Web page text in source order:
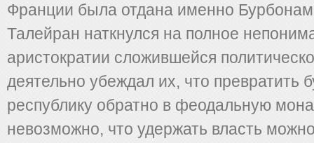
Франции была отдана именно
Талейран наткнулся на полное
аристократии сложившейся
деятельно убеждал их, что превратить
республику обратно в феодальную
невозможно, что удержать власть